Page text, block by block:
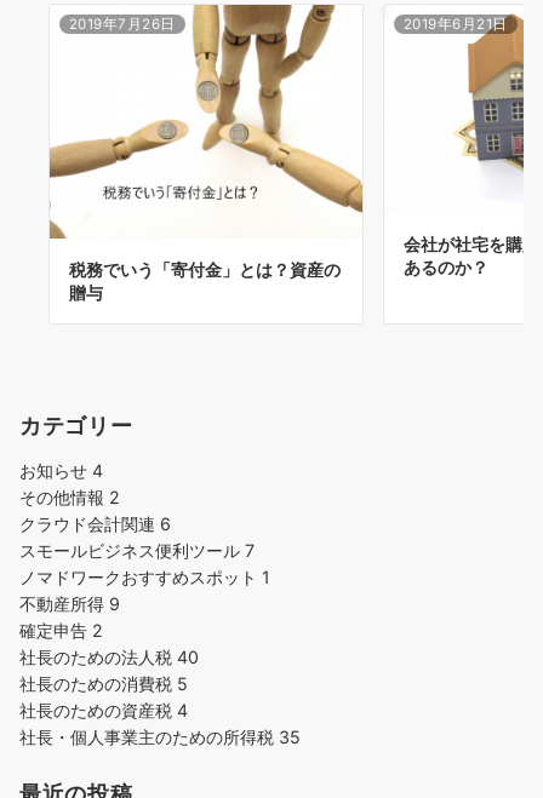
2019年7月26日
税務でいう「寄付金」とは？資産の
贈与
2019年6月21日
会社が社宅を購
あるのか？
カテゴリー
お知らせ 4
その他情報 2
クラウド会計関連 6
スモールビジネス便利ツール 7
ノマドワークおすすめスポット 1
不動産所得 9
確定申告 2
社長のための法人税 40
社長のための消費税 5
社長のための資産税 4
社長・個人事業主のための所得税 35